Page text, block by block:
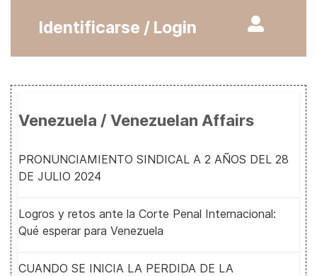
Identificarse / Login
Venezuela / Venezuelan Affairs
PRONUNCIAMIENTO SINDICAL A 2 AÑOS DEL 28
DE JULIO 2024
Logros y retos ante la Corte Penal Internacional:
Qué esperar para Venezuela
CUANDO SE INICIA LA PERDIDA DE LA